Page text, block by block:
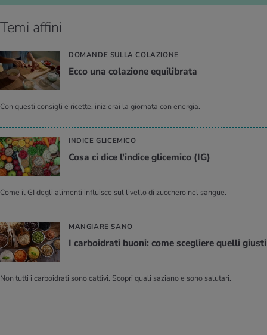
Temi affini
DOMANDE SULLA COLAZIONE
Ecco una co­la­zio­ne equi­li­bra­ta
Con questi consigli e ricette, inizierai la giornata con energia.
INDICE GLICEMICO
Cosa ci dice l'in­di­ce gli­ce­mi­co (IG)
Come il GI degli alimenti influisce sul livello di zucchero nel sangue.
MANGIARE SANO
I car­boi­dra­ti buoni: come sce­glie­re quel­li giu­sti
Non tutti i carboidrati sono cattivi. Scopri quali saziano e sono salutari.